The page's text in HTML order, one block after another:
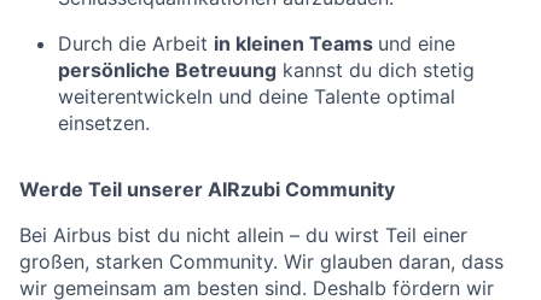
Durch die Arbeit in kleinen Teams und eine
persönliche Betreuung kannst du dich stetig
weiterentwickeln und deine Talente optimal
einsetzen.
Werde Teil unserer AIRzubi Community
Bei Airbus bist du nicht allein – du wirst Teil einer
großen, starken Community. Wir glauben daran, dass
wir gemeinsam am besten sind. Deshalb fördern wir